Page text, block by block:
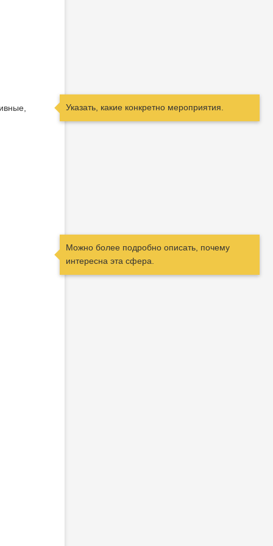
Указать, какие конкретно мероприятия.
Можно более подробно описать, почему
интересна эта сфера.